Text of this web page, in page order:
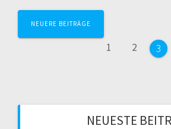
NEUERE BEITRÄGE
Seite
1 Seite
2 Seite
3
NEUESTE